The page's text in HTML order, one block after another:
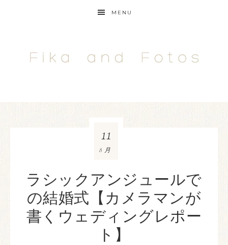
MENU
ラシックアンジュールで
の結婚式【カメラマンが
書くウェディングレポー
ト】
11
8月